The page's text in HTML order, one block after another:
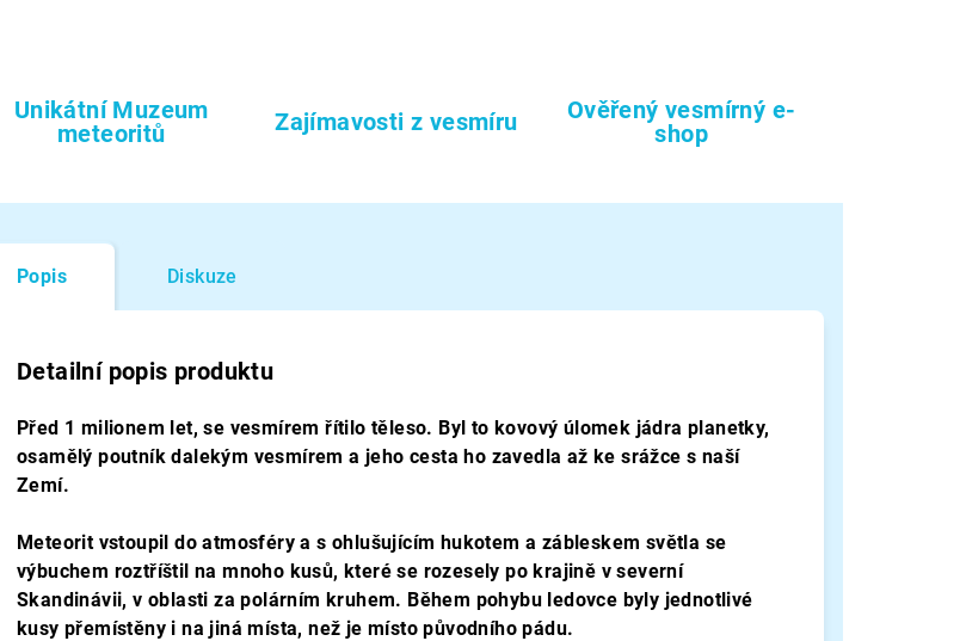
Unikátní Muzeum
meteoritů
Zajímavosti z vesmíru
Ověřený vesmírný e-
shop
Popis Diskuze
Detailní popis produktu
Před 1 milionem let, se vesmírem řítilo těleso. Byl to kovový úlomek jádra planetky,
osamělý poutník dalekým vesmírem a jeho cesta ho zavedla až ke srážce s naší
Zemí.
Meteorit vstoupil do atmosféry a s ohlušujícím hukotem a zábleskem světla se
výbuchem roztříštil na mnoho kusů, které se rozesely po krajině v severní
Skandinávii, v oblasti za polárním kruhem. Během pohybu ledovce byly jednotlivé
kusy přemístěny i na jiná místa, než je místo původního pádu.